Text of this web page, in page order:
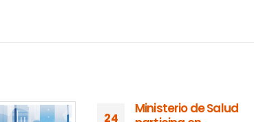
24
Ministerio de Salud